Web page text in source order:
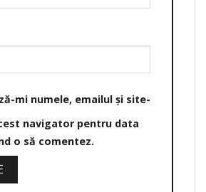
mi numele, emailul și site-
navigator pentru data
o să comentez.